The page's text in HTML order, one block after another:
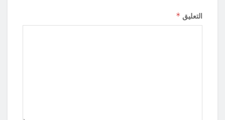
التعليق *